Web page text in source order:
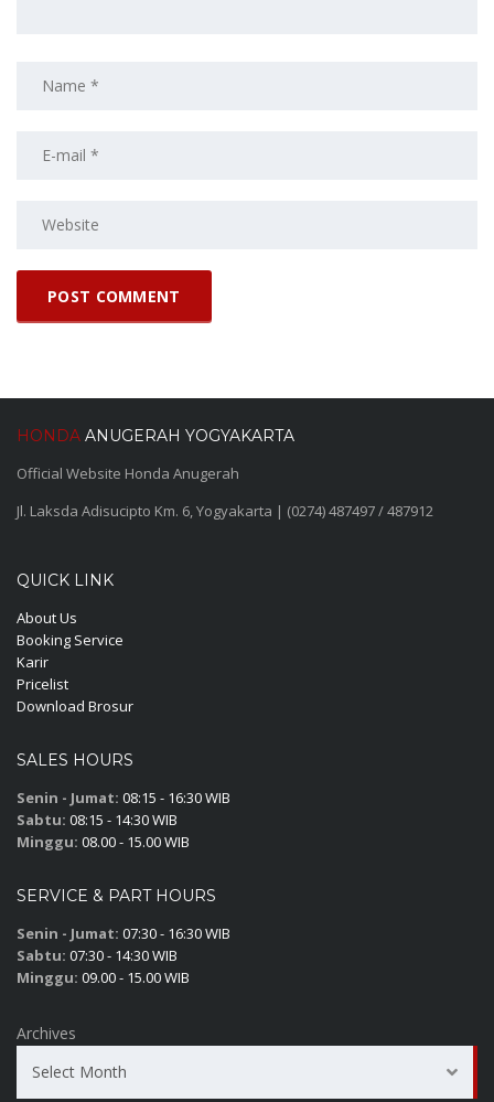
HONDA ANUGERAH YOGYAKARTA
Official Website Honda Anugerah
Jl. Laksda Adisucipto Km. 6, Yogyakarta | (0274) 487497 / 487912
QUICK LINK
About Us
Booking Service
Karir
Pricelist
Download Brosur
SALES HOURS
Senin - Jumat: 08:15 - 16:30 WIB
Sabtu: 08:15 - 14:30 WIB
Minggu: 08.00 - 15.00 WIB
SERVICE & PART HOURS
Senin - Jumat: 07:30 - 16:30 WIB
Sabtu: 07:30 - 14:30 WIB
Minggu: 09.00 - 15.00 WIB
Archives
Select Month